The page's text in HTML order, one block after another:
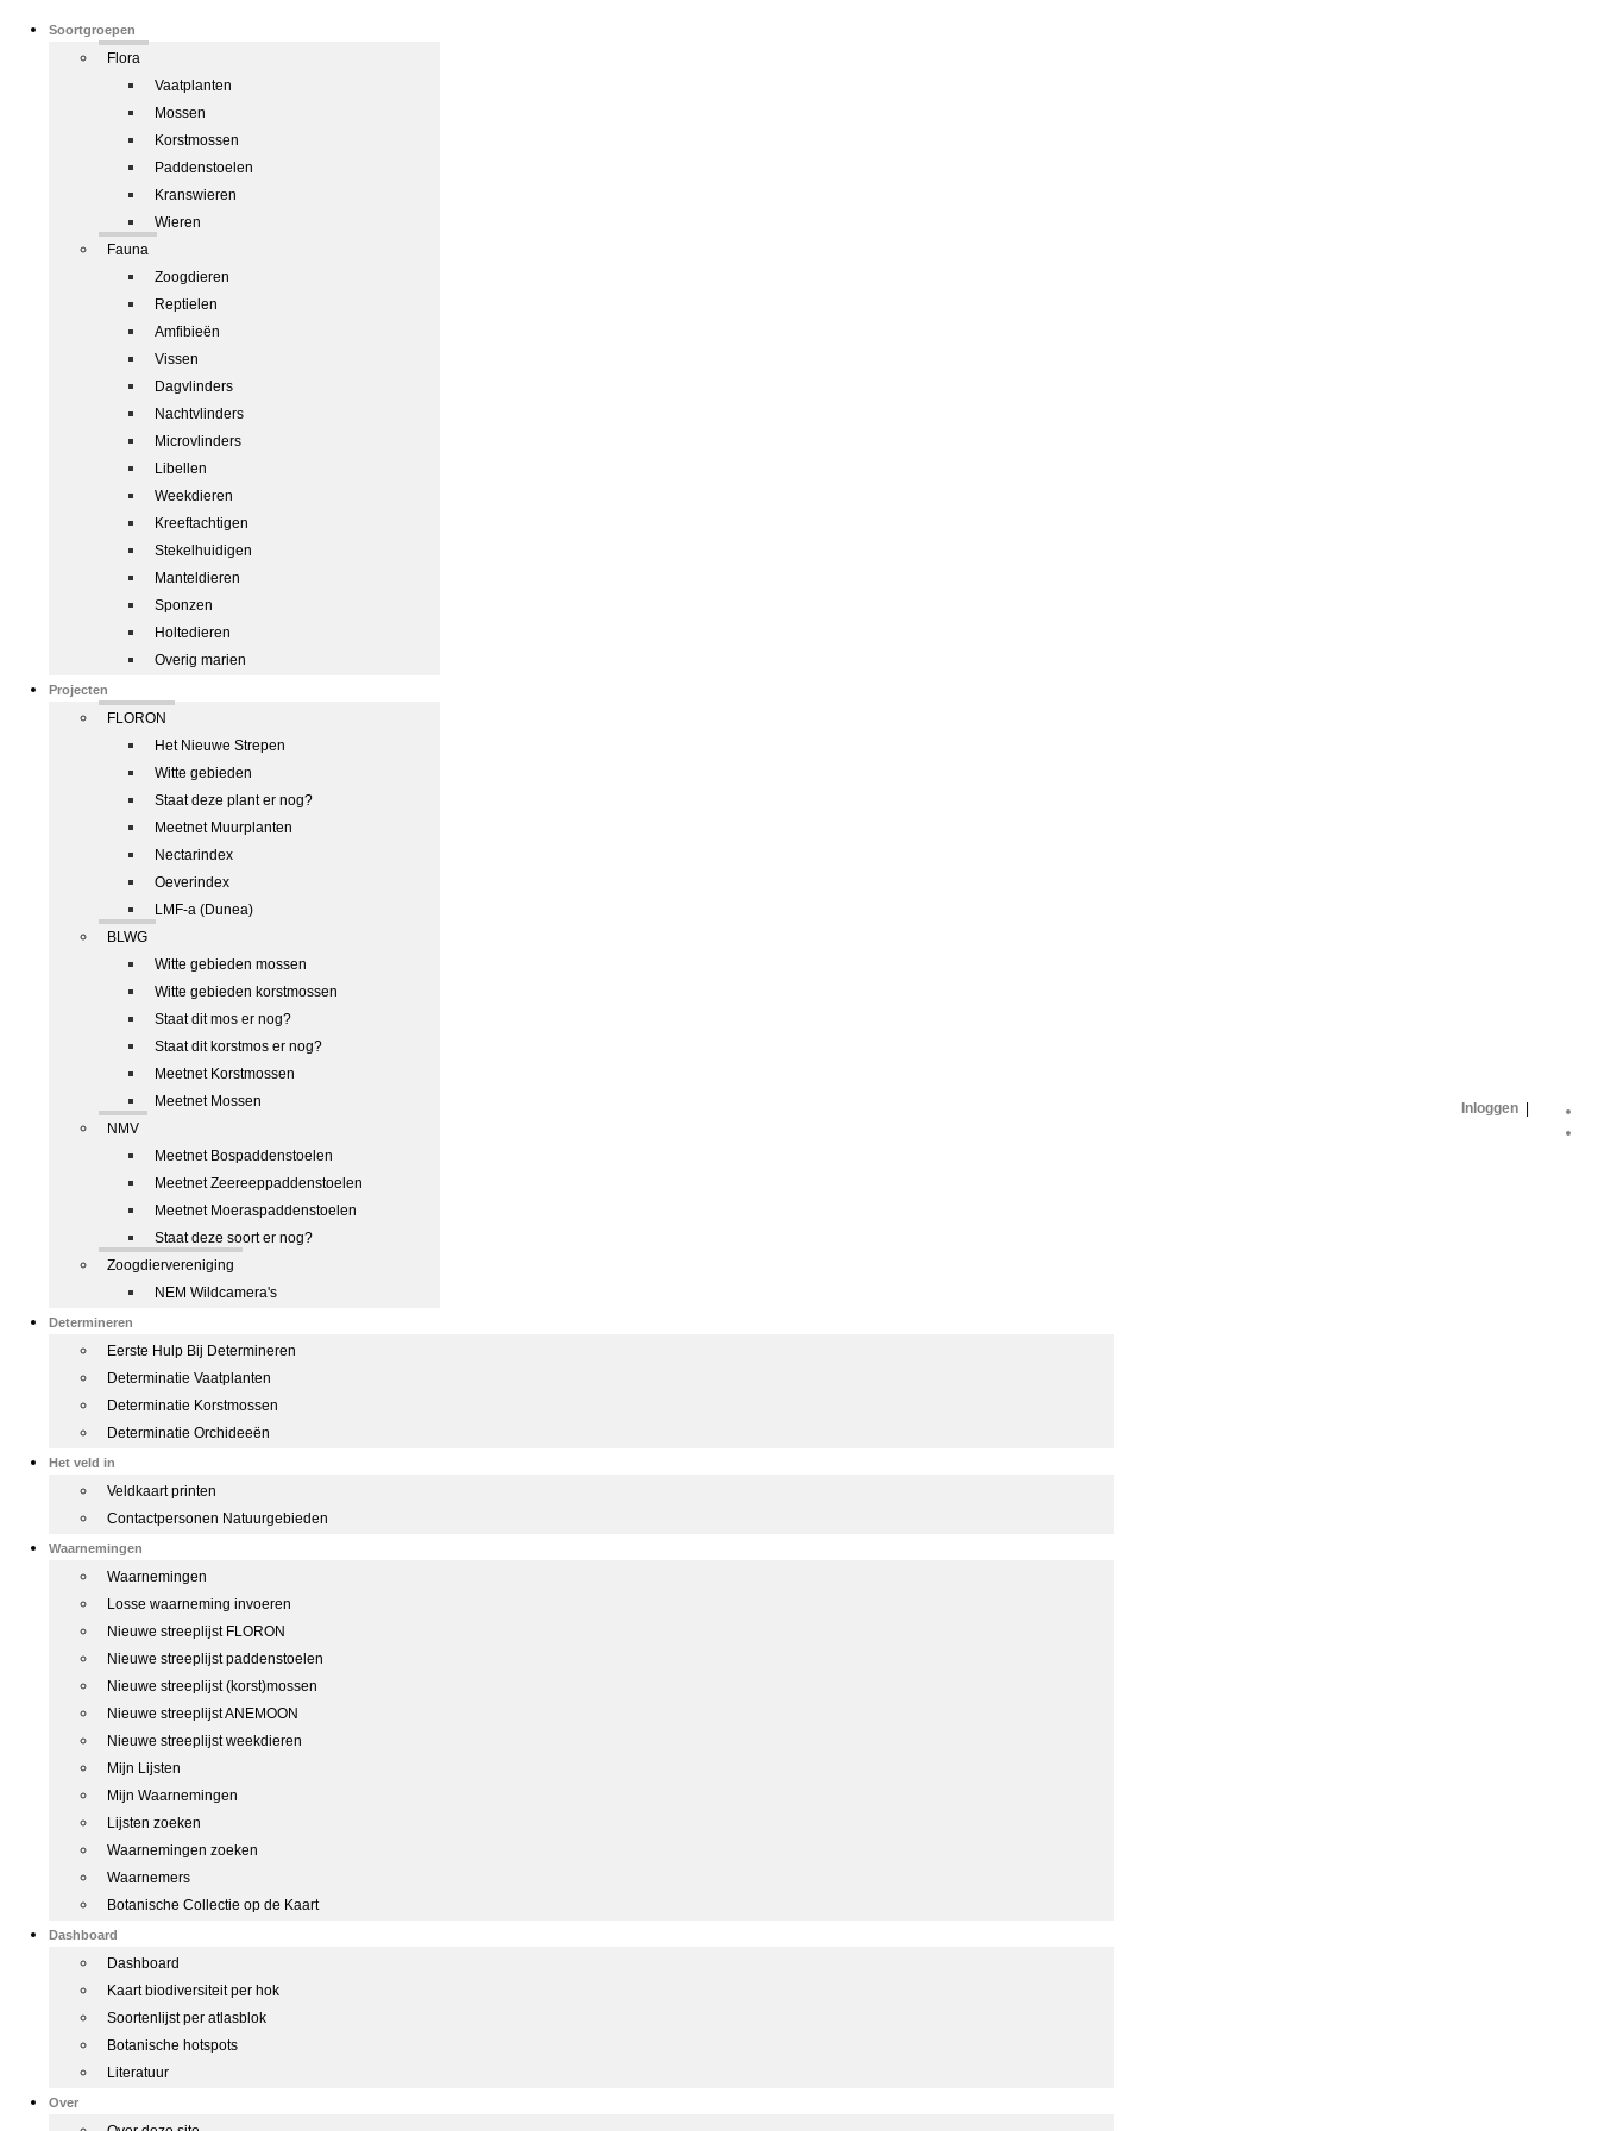
Soortgroepen
Flora
Vaatplanten
Mossen
Korstmossen
Paddenstoelen
Kranswieren
Wieren
Fauna
Zoogdieren
Reptielen
Amfibieën
Vissen
Dagvlinders
Nachtvlinders
Microvlinders
Libellen
Weekdieren
Kreeftachtigen
Stekelhuidigen
Manteldieren
Sponzen
Holtedieren
Overig marien
Projecten
FLORON
Het Nieuwe Strepen
Witte gebieden
Staat deze plant er nog?
Meetnet Muurplanten
Nectarindex
Oeverindex
LMF-a (Dunea)
BLWG
Witte gebieden mossen
Witte gebieden korstmossen
Staat dit mos er nog?
Staat dit korstmos er nog?
Meetnet Korstmossen
Meetnet Mossen
NMV
Meetnet Bospaddenstoelen
Meetnet Zeereeppaddenstoelen
Meetnet Moeraspaddenstoelen
Staat deze soort er nog?
Zoogdiervereniging
NEM Wildcamera's
Determineren
Eerste Hulp Bij Determineren
Determinatie Vaatplanten
Determinatie Korstmossen
Determinatie Orchideeën
Het veld in
Veldkaart printen
Contactpersonen Natuurgebieden
Waarnemingen
Waarnemingen
Losse waarneming invoeren
Nieuwe streeplijst FLORON
Nieuwe streeplijst paddenstoelen
Nieuwe streeplijst (korst)mossen
Nieuwe streeplijst ANEMOON
Nieuwe streeplijst weekdieren
Mijn Lijsten
Mijn Waarnemingen
Lijsten zoeken
Waarnemingen zoeken
Waarnemers
Botanische Collectie op de Kaart
Dashboard
Dashboard
Kaart biodiversiteit per hok
Soortenlijst per atlasblok
Botanische hotspots
Literatuur
Over
Inloggen